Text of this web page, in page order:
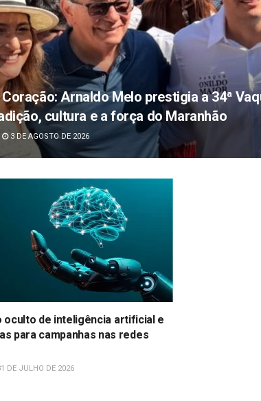
Arnaldo Melo prestigia a 34ª
cultura e a força do Maranhão
3 DE AGOSTO DE 2026
oculto de inteligência artificial e
para campanhas nas redes
DE JULHO DE 2026